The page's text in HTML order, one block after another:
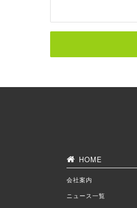
HOME
会社案内
ニュース一覧